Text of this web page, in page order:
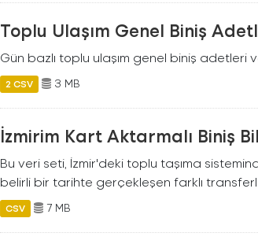
Toplu Ulaşım Genel Biniş
Gün bazlı toplu ulaşım genel biniş adetleri
2 CSV 3 MB
İzmirim Kart Aktarmalı Biniş
Bu veri seti, İzmir'deki toplu taşıma
belirli bir tarihte gerçekleşen farklı
CSV 7 MB